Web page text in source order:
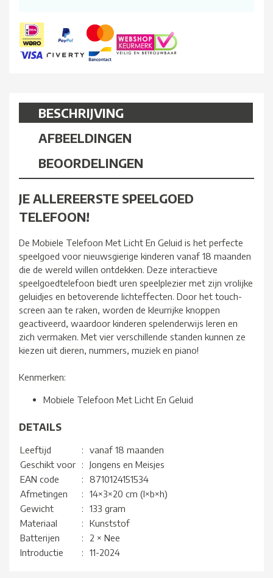
BESCHRIJVING
AFBEELDINGEN
BEOORDELINGEN
JE ALLEREERSTE SPEELGOED
TELEFOON!
De Mobiele Telefoon Met Licht En Geluid is het perfecte
speelgoed voor nieuwsgierige kinderen vanaf 18 maanden
die de wereld willen ontdekken. Deze interactieve
speelgoedtelefoon biedt uren speelplezier met zijn vrolijke
geluidjes en betoverende lichteffecten. Door het touch-
screen aan te raken, worden de kleurrijke knoppen
geactiveerd, waardoor kinderen spelenderwijs leren en
zich vermaken. Met vier verschillende standen kunnen ze
kiezen uit dieren, nummers, muziek en piano!
Kenmerken:
Mobiele Telefoon Met Licht En Geluid
DETAILS
Leeftijd :
vanaf 18 maanden
Geschikt voor
:
Jongens en Meisjes
EAN code
:
8710124151534
Afmetingen
:
14×3×20 cm (l×b×h)
Gewicht
:
133 gram
Materiaal
:
Kunststof
Batterijen
:
2 × Nee
Introductie
: 11-2024